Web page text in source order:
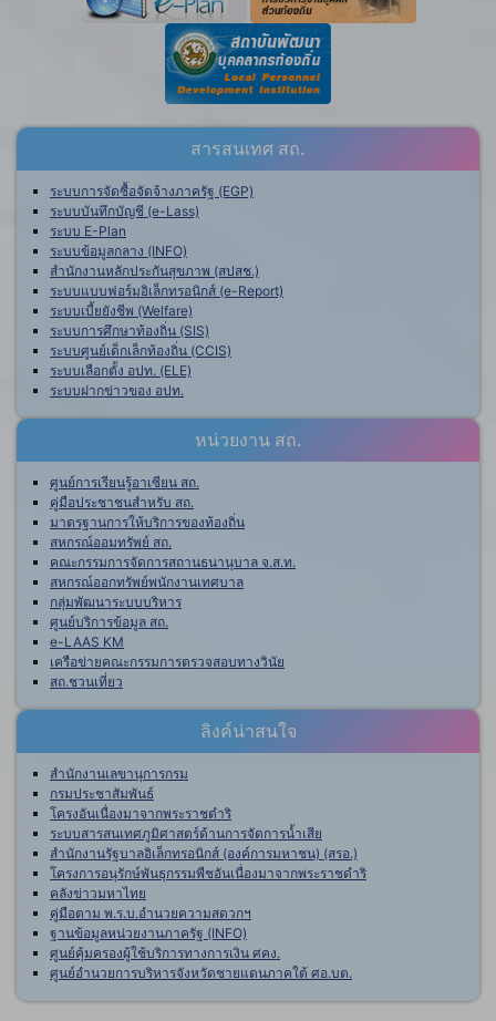
สารสนเทศ สถ.
ระบบการจัดซื้อจัดจ้างภาครัฐ (EGP)
ระบบบันทึกบัญชี (e-Lass)
ระบบ E-Plan
ระบบข้อมูลกลาง (INFO)
สำนักงานหลักประกันสุขภาพ (สปสช.)
ระบบแบบฟอร์มอิเล็กทรอนิกส์ (e-Report)
ระบบเบี้ยยังชีพ (Welfare)
ระบบการศึกษาท้องถิ่น (SIS)
ระบบศูนย์เด็กเล็กท้องถิ่น (CCIS)
ระบบเลือกตั้ง อปท. (ELE)
ระบบฝากข่าวของ อปท.
หน่วยงาน สถ.
ศูนย์การเรียนรู้อาเซียน สถ.
คู่มือประชาชนสำหรับ สถ.
มาตรฐานการให้บริการของท้องถิ่น
สหกรณ์ออมทรัพย์ สถ.
คณะกรรมการจัดการสถานธนานุบาล จ.ส.ท.
สหกรณ์ออกทรัพย์พนักงานเทศบาล
กลุ่มพัฒนาระบบบริหาร
ศูนย์บริการข้อมูล สถ.
e-LAAS KM
เครือข่ายคณะกรรมการตรวจสอบทางวินัย
สถ.ชวนเที่ยว
ลิงค์น่าสนใจ
สำนักงานเลขานุการกรม
กรมประชาสัมพันธ์
โครงอันเนื่องมาจากพระราชดำริ
ระบบสารสนเทศภูมิศาสตร์ด้านการจัดการน้ำเสีย
สำนักงานรัฐบาลอิเล็กทรอนิกส์ (องค์การมหาชน) (สรอ.)
โครงการอนุรักษ์พันธุกรรมพืชอันเนื่องมาจากพระราชดำริ
คลังข่าวมหาไทย
คู่มือตาม พ.ร.บ.อำนวยความสดวกฯ
ฐานข้อมูลหน่วยงานภาครัฐ (INFO)
ศูนย์คุ้มครองผู้ใช้บริการทางการเงิน ศคง.
ศูนย์อำนวยการบริหารจังหวัดชายแดนภาคใต้ ศอ.บต.